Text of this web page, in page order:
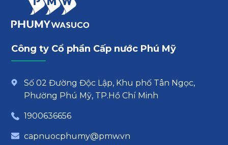
Công ty Cổ phần Cấp nước Phú Mỹ
Số 02 Đường Độc Lập, Khu phố Tân Ngọc,
Phường Phú Mỹ, TP.Hồ Chí Minh
1900636656
capnuocphumy@pmw.vn